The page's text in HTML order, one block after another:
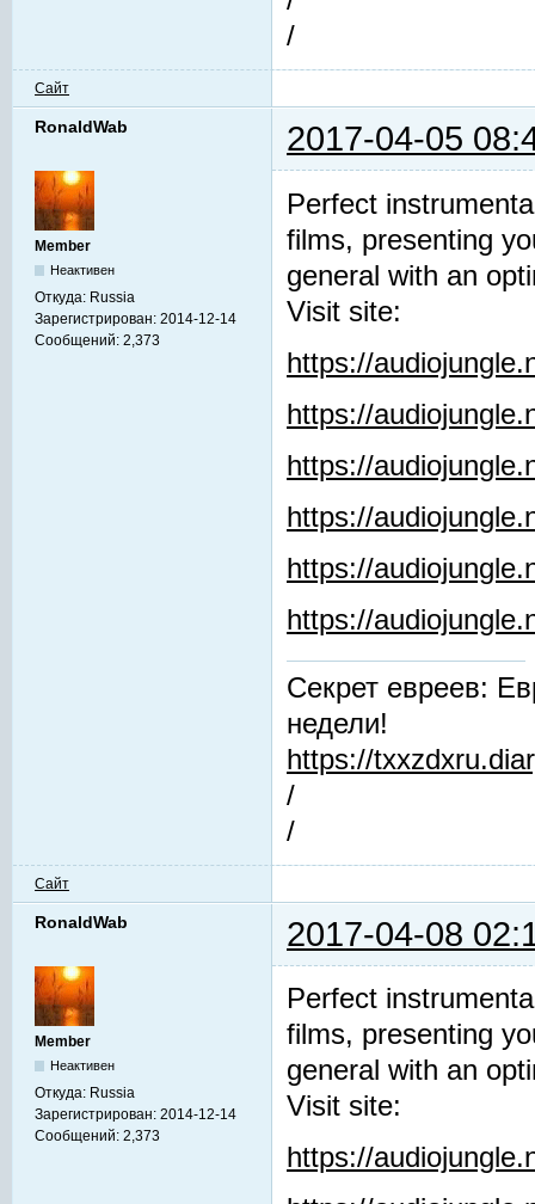
/
Сайт
RonaldWab 2017-04-05
Member
Неактивен
Откуда: Russia
Зарегистрирован: 2014-12-14
Сообщений: 2,373
Perfect
films, presenting
general with an
Visit site:
https://
https://
https://
https://
https://
https://
Секрет евреев:
недели!
https://
/
/
Сайт
RonaldWab 2017-04-08
Member
Неактивен
Откуда: Russia
Зарегистрирован: 2014-12-14
Сообщений: 2,373
Perfect
films, presenting
general with an
Visit site:
https://